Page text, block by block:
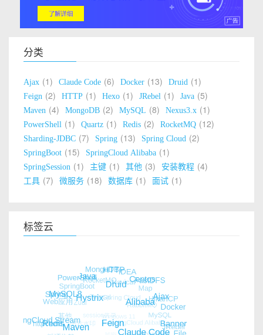
分类
Ajax 1 Claude Code 6 Docker 13 Druid 1
Feign 2 HTTP 1 Hexo 1 JRebel 1 Java 5
Maven 4 MongoDB 2 MySQL 8 Nexus3.x 1
PowerShell 1 Quartz 1 Redis 2 RocketMQ 12
Sharding-JDBC 7 Spring 13 Spring Cloud 2
SpringBoot 15 SpringCloud Alibaba 1
SpringSession 1 主键 1 其他 3 安装教程 4
工具 7 微服务 18 数据库 1 面试 1
标签云